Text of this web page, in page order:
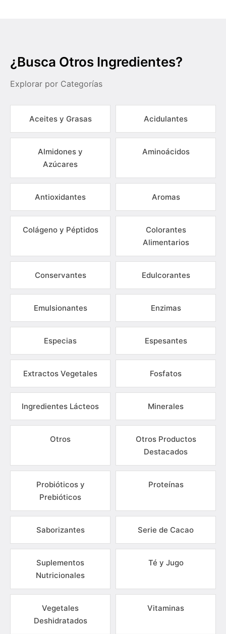
¿Busca Otros Ingredientes?
Explorar por Categorías
Aceites y Grasas Acidulantes
Almidones y
Azúcares
Aminoácidos
Antioxidantes Aromas
Colágeno y Péptidos
Colorantes
Alimentarios
Conservantes Edulcorantes
Emulsionantes Enzimas
Especias Espesantes
Extractos Vegetales Fosfatos
Ingredientes Lácteos Minerales
Otros
Otros Productos
Destacados
Probióticos y
Prebióticos
Proteínas
Saborizantes Serie de Cacao
Suplementos
Nutricionales
Té y Jugo
Vegetales
Deshidratados
Vitaminas